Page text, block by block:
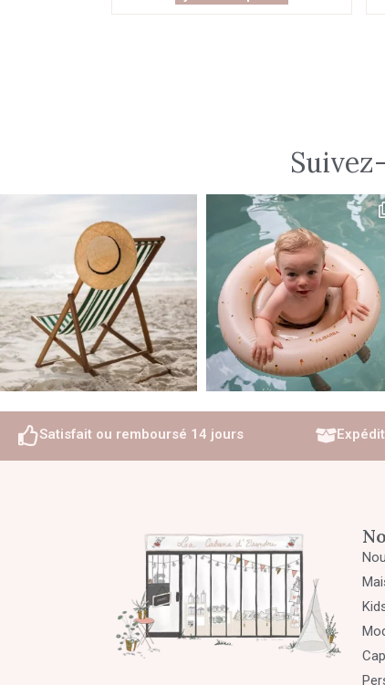
Satisfait ou remboursé 14 jours